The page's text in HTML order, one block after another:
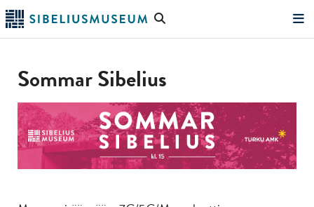
Siirry
pääsisältöön
Hae
Sommar Sibelius